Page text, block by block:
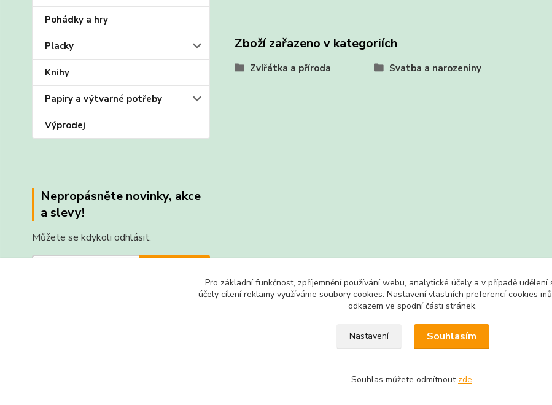
Pohádky a hry
Placky
Knihy
Papíry a výtvarné potřeby
Výprodej
Nepropásněte novinky, akce
a slevy!
Můžete se kdykoli odhlásit.
za účelem
Zboží zařazeno v kategoriích
Zvířátka a příroda Svatba a narozeniny
Pro základní funkčnost, zpříjemnění používání webu, analytické účely a v případě
účely cílení reklamy využíváme soubory cookies. Nastavení vlastních preferencí cookies
odkazem ve spodní části stránek.
Nastavení Souhlasím
Souhlas můžete odmítnout zde.